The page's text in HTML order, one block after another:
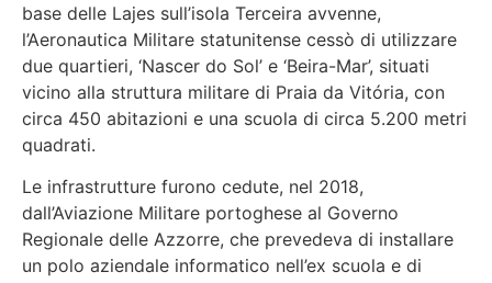
base delle Lajes sull’isola Terceira avvenne,
l’Aeronautica Militare statunitense cessò di utilizzare
due quartieri, ‘Nascer do Sol’ e ‘Beira-Mar’, situati
vicino alla struttura militare di Praia da Vitória, con
circa 450 abitazioni e una scuola di circa 5.200 metri
quadrati.
Le infrastrutture furono cedute, nel 2018,
dall’Aviazione Militare portoghese al Governo
Regionale delle Azzorre, che prevedeva di installare
un polo aziendale informatico nell’ex scuola e di